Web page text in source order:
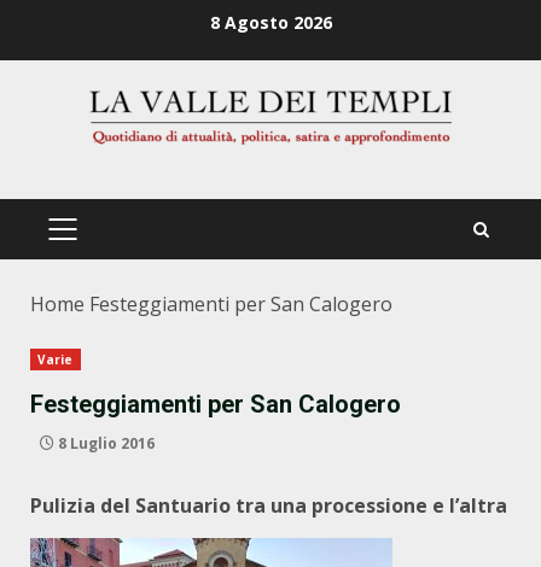
8 Agosto 2026
PRIMÄRES
Home Festeggiamenti per San Calogero
Varie
Festeggiamenti per San Calogero
8 Luglio 2016
Pulizia del Santuario tra una processione e l’altra